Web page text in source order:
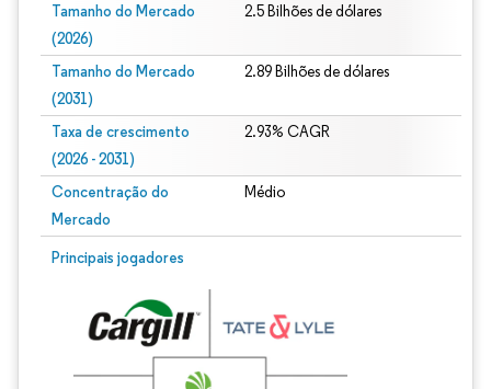
Tamanho do Mercado
(2026)
2.5 Bilhões de dólares
Tamanho do Mercado
(2031)
2.89 Bilhões de dólares
Taxa de crescimento
(2026 - 2031)
2.93% CAGR
Concentração do
Mercado
Médio
Principais jogadores
Imagem © Mordor Intelligence. O reuso requer atribuição conforme CC BY 4.0.